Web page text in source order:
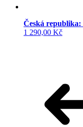
Česká
1 290,00 Kč